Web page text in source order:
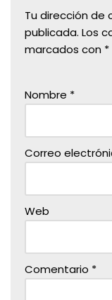
Tu dirección de
publicada. Los
marcados con *
Nombre *
Correo
Web
Comentario *